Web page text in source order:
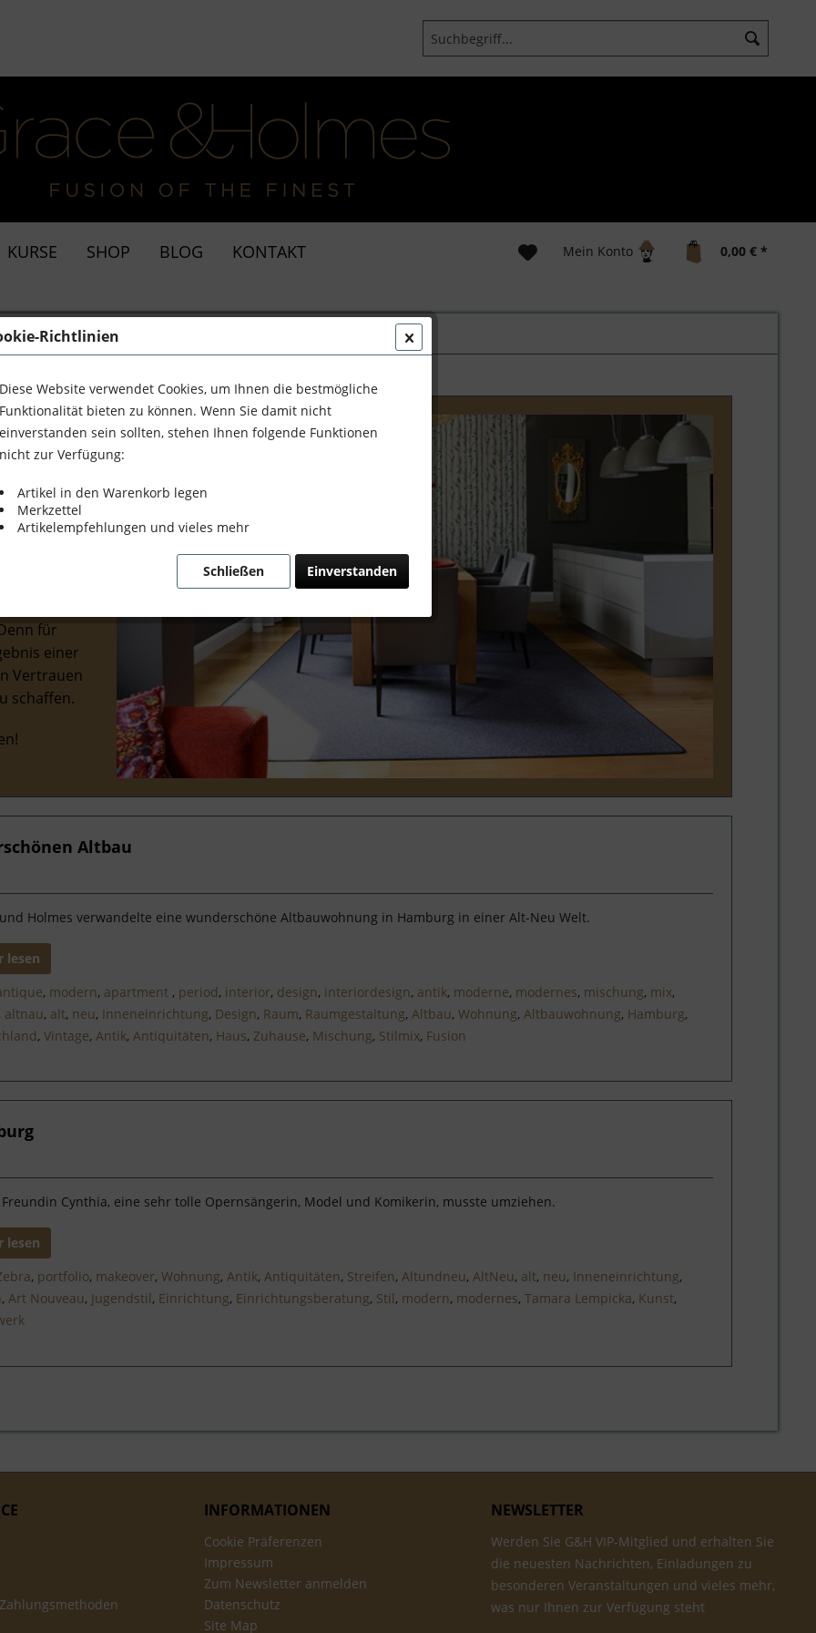
KURSE SHOP BLOG KONTAKT Mein Konto 0,00 € *
Welt der
der
für
einer
Vertrauen
schaffen.
Altbau
Holmes verwandelte eine wunderschöne Altbauwohnung in Hamburg in einer Alt-Neu Welt.
lesen
, modern, apartment , period, interior, design, interiordesign, antik, moderne, modernes, mischung, mix,
altnau, alt, neu, Inneneinrichtung, Design, Raum, Raumgestaltung, Altbau, Wohnung, Altbauwohnung, Hamburg,
, Vintage, Antik, Antiquitäten, Haus, Zuhause, Mischung, Stilmix, Fusion
Cynthia, eine sehr tolle Opernsängerin, Model und Komikerin, musste umziehen.
lesen
, portfolio, makeover, Wohnung, Antik, Antiquitäten, Streifen, Altundneu, AltNeu, alt, neu, Inneneinrichtung,
, Art Nouveau, Jugendstil, Einrichtung, Einrichtungsberatung, Stil, modern, modernes, Tamara Lempicka, Kunst,
INFORMATIONEN
Cookie Präferenzen
Impressum
Zum Newsletter anmelden
Datenschutz
Site Map
NEWSLETTER
Werden Sie G&H VIP-Mitglied und erhalten Sie
die neuesten Nachrichten, Einladungen zu
besonderen Veranstaltungen und vieles mehr,
was nur Ihnen zur Verfügung steht
Richtlinien
Diese Website verwendet Cookies, um Ihnen die bestmögliche
Funktionalität bieten zu können. Wenn Sie damit nicht
einverstanden sein sollten, stehen Ihnen folgende Funktionen
nicht zur Verfügung:
Artikel in den Warenkorb legen
Merkzettel
Artikelempfehlungen und vieles mehr
Einverstanden
Schließen